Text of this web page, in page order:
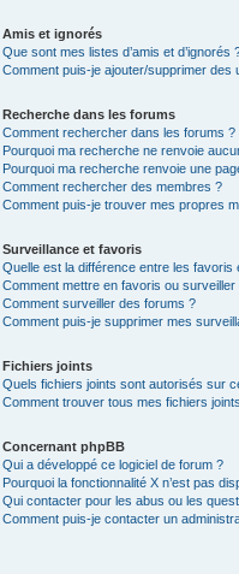
Amis et ignorés
Que sont mes listes d’amis et d’ignorés
Comment puis-je ajouter/supprimer des
Recherche dans les forums
Comment rechercher dans les forums ?
Pourquoi ma recherche ne renvoie
Pourquoi ma recherche renvoie une
Comment rechercher des membres ?
Comment puis-je trouver mes propres
Surveillance et favoris
Quelle est la différence entre les favoris
Comment mettre en favoris ou
Comment surveiller des forums ?
Comment puis-je supprimer mes
Fichiers joints
Quels fichiers joints sont autorisés sur
Comment trouver tous mes fichiers
Concernant phpBB
Qui a développé ce logiciel de forum ?
Pourquoi la fonctionnalité X n’est pas
Qui contacter pour les abus ou les
Comment puis-je contacter un